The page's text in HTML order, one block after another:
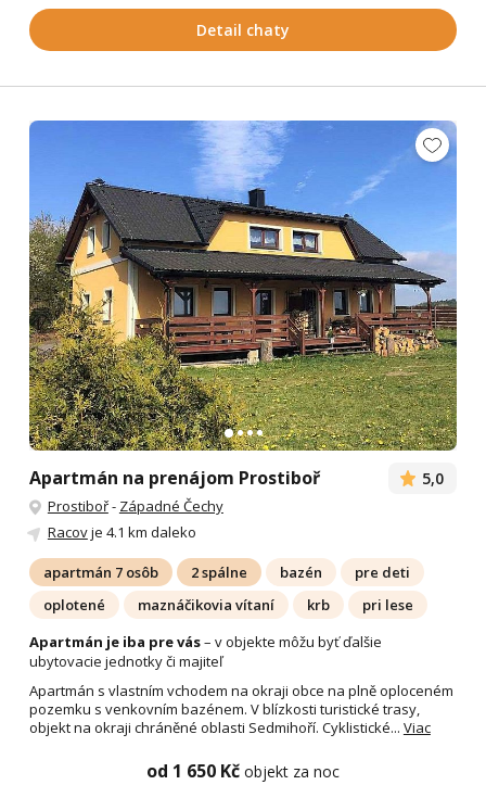
Detail chaty
Apartmán na prenájom Prostiboř 5,0
Prostiboř- Západné Čechy
Racovje 4.1 km daleko
apartmán 7 osôb 2 spálne bazén
pre deti
oplotené
maznáčikovia vítaní krb
pri lese
Apartmán je iba pre vás– v objekte môžu byť ďalšie
ubytovacie jednotky či majiteľ
Apartmán s vlastním vchodem na okraji obce na plně oploceném
pozemku s venkovním bazénem. V blízkosti turistické trasy,
objekt na okraji chráněné oblasti Sedmihoří. Cyklistické... Viac
od 1 650 Kč objekt za noc